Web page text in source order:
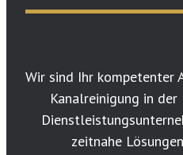
Wir sind Ihr kompetenter
Kanalreinigung in der
zeitnahe